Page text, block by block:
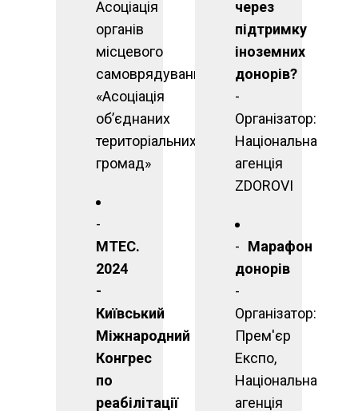
Асоціація
органів
місцевого
самоврядування
«Асоціація
об’єднаних
територіальних
громад»
MTEC.
2024
-
Київський
Міжнародний
Конгрес
по
реабілітації
через
підтримку
іноземних
донорів?
-
Організатор:
Національна
агенція
ZDOROVI
Марафон
донорів
-
Організатор:
Прем'єр
Експо,
Національна
агенція